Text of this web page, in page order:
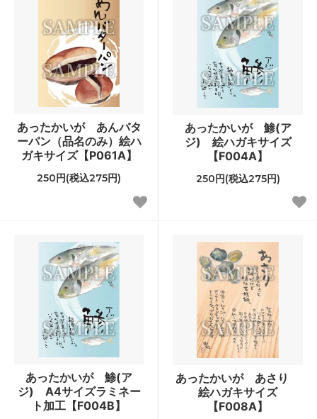
あったかいが あんバタ
ーパン（品名のみ）絵ハ
ガキサイズ【P061A】
250円(税込275円)
あったかいが 鯵(ア
ジ) 絵ハガキサイズ
【F004A】
250円(税込275円)
あったかいが 鯵(ア
ジ) A4サイズラミネー
ト加工【F004B】
あったかいが あさり
絵ハガキサイズ
【F008A】